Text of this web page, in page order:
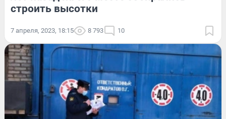
строить высотки
7 апреля, 2023, 18:15 8 793 10